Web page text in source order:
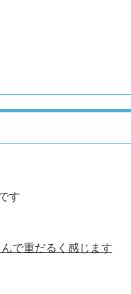
す
で重だるく感じます